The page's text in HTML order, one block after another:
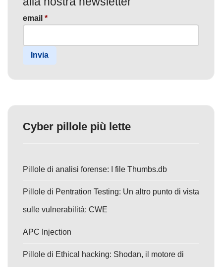
email *
Invia
Cyber pillole più lette
Pillole di analisi forense: I file Thumbs.db
Pillole di Pentration Testing: Un altro punto di vista
sulle vulnerabilità: CWE
APC Injection
Pillole di Ethical hacking: Shodan, il motore di